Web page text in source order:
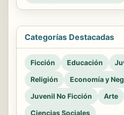
Categorías Destacadas
Ficción Educación
Religión
Economía y
Juvenil No Ficción
Arte
Ciencias Sociales